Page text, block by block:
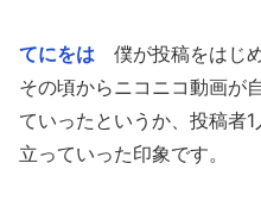
てにをは 僕が投稿をはじ
その頃からニコニコ動画が
ていったというか、投稿者
立っていった印象です。